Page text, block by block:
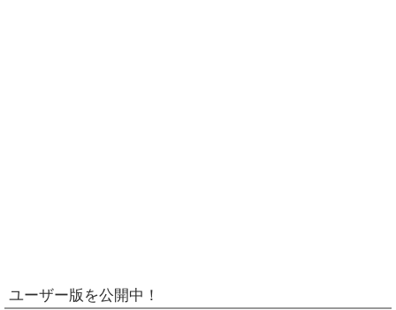
ユーザー版を公開中！